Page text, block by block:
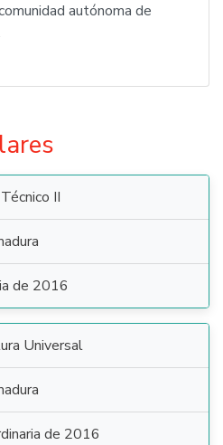
autónoma de
II
de 2016
Universal
de 2016